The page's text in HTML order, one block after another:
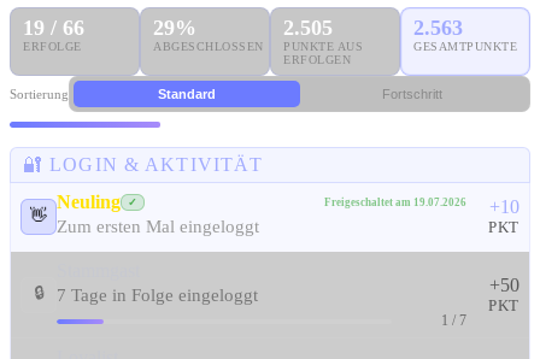
19 / 66
ERFOLGE
29%
ABGESCHLOSSEN
2.505
PUNKTE AUS
ERFOLGEN
2.563
GESAMTPUNKTE
Sortierung Standard Fortschritt
🔐 LOGIN & AKTIVITÄT
👋
Neuling ✓ Freigeschaltet am 19.07.2026
Zum ersten Mal eingeloggt
+10
PKT
🔒 7 Tage in Folge eingeloggt
1 / 7
+50
PKT